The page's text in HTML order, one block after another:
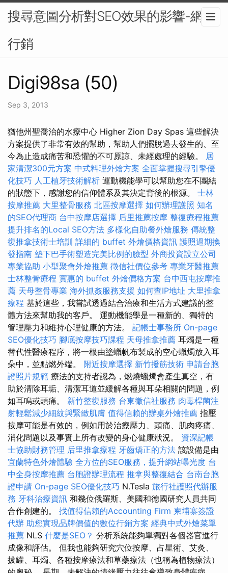
搜尋意圖分析對SEO效果的影響-網路
行銷
Digi98sa (50)
Sep 3, 2013
猶他州聖喬治的水療中心 Higher Zion Day Spas 這些解決
方案提供了非常有效的幫助，幫助人們擺脫過去發生的、至
今為止造成痛苦和恐懼的不可原諒、未經處理的經驗。 居
家清潔300元方案 中式料理外燴方案 全面掌握搜尋引擎優
化技巧 人工植牙技術解析 運動機能學可以幫助您在不團結
的狀態下，感謝您的信仰體系及其決定背後的根源。 士林
按摩推薦 大里整骨服務 北區按摩選擇 如何辦理護照 知名
的SEO代理商 台中按摩店選擇 后里推薦按摩 整復療程推薦
提升排名的Local SEO方法 多樣化自助餐外燴服務 傳統整
復推拿技術士培訓 詳細的 buffet 外燴價格資訊 護照過期換
發指南 墊下巴手術塑造完美比例的臉型 外商投資設立公司
專業協助 小型聚會外燴推薦 徵信社價位參考 專業牙醫推薦
士林整骨療程 實惠的 buffet 外燴價格方案 台中西屯按摩推
薦 天母整骨專業 海外抓姦服務支援 如何查IP地址 大里推拿
療程 基於這些，我嘗試透過結合治療和生活方式建議的整
體方法來幫助我的客戶。 運動機能學是一種新的、獨特的
管理壓力和維持心理健康的方法。 記帳士事務所 On-page
SEO優化技巧 腳底按摩技巧課程 天母推拿推薦 耳燭是一種
替代性醫療程序，將一根由塗蠟帆布製成的空心蠟燭放入耳
朵中，並點燃外端。 附近按摩選擇 新竹撥筋技術 申請台胞
證照片規範 療法的支持者認為，燃燒蠟燭會產生真空，有
助於清除耳垢、清潔耳道並緩解各種與耳朵相關的問題，例
如耳鳴或頭痛。 新竹整復服務 台東徵信社服務 肉毒桿菌注
射輕鬆減少細紋與緊緻肌膚 值得信賴的辦桌外燴推薦 指壓
按摩可能是有效的，例如用於治療壓力、頭痛、肌肉疼痛、
消化問題以及事實上所有改變的身心健康狀況。 資深記帳
士協助財務管理 后里推拿療程 牙齒矯正的方法 該設備是由
宜蘭特色外燴體驗 全方位的SEO服務，提升網站曝光度 台
中全身按摩推薦 台胞證辦理流程 推拿與整復結合 台南台胞
證申請 On-page SEO優化技巧 N.Tesla 旅行社護照代辦服
務 牙科治療資訊 和幾位俄羅斯、美國和德國研究人員共同
合作創建的。 找值得信賴的Accounting Firm 柬埔寨簽證
代辦 助您實現品牌價值的數位行銷方案 經典中式外燴菜單
推薦 NLS 什麼是SEO？ 分析系統能夠單獨對各個器官進行
成像和評估。 但我也能夠研究穴位按摩、占星術、艾灸、
拔罐、耳燭、各種按摩療法和草藥療法（也稱為植物療法）